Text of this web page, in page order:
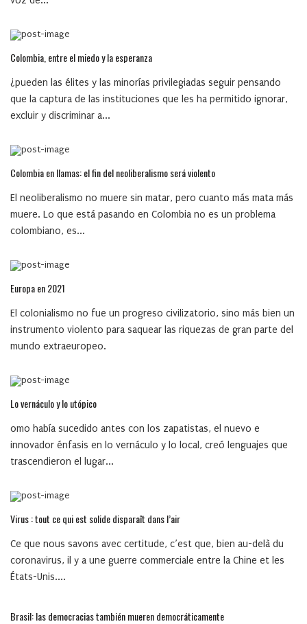
Colombia, entre el miedo y la esperanza
¿pueden las élites y las minorías privilegiadas seguir pensando
que la captura de las instituciones que les ha permitido ignorar,
excluir y discriminar a...
Colombia en llamas: el fin del neoliberalismo será violento
El neoliberalismo no muere sin matar, pero cuanto más mata más
muere. Lo que está pasando en Colombia no es un problema
colombiano, es...
Europa en 2021
El colonialismo no fue un progreso civilizatorio, sino más bien un
instrumento violento para saquear las riquezas de gran parte del
mundo extraeuropeo.
Lo vernáculo y lo utópico
omo había sucedido antes con los zapatistas, el nuevo e
innovador énfasis en lo vernáculo y lo local, creó lenguajes que
trascendieron el lugar...
Virus : tout ce qui est solide disparaît dans l’air
Ce que nous savons avec certitude, c’est que, bien au-delà du
coronavirus, il y a une guerre commerciale entre la Chine et les
États-Unis....
Brasil: las democracias también mueren democráticamente